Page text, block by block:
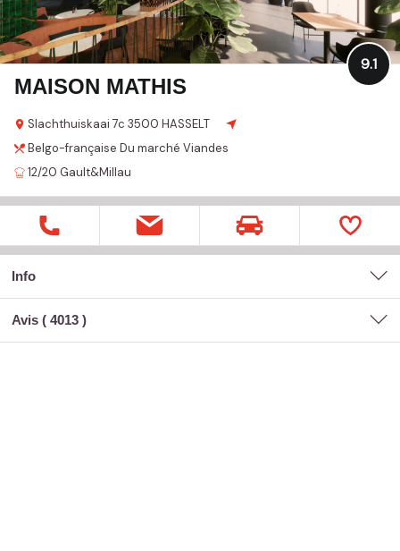
MAISON MATHIS
Slachthuiskaai 7c 3500 HASSELT
9.1
Belgo-française Du marché Viandes
12/20 Gault&Millau
Info
Avis ( 4013 )